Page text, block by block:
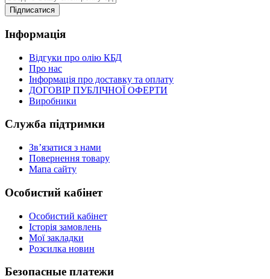
Підписатися
Інформація
Відгуки про олію КБД
Про нас
Інформація про доставку та оплату
ДОГОВІР ПУБЛІЧНОЇ ОФЕРТИ
Виробники
Служба підтримки
Зв’язатися з нами
Повернення товару
Мапа сайту
Особистий кабінет
Особистий кабінет
Історія замовлень
Мої закладки
Розсилка новин
Безопасные платежи